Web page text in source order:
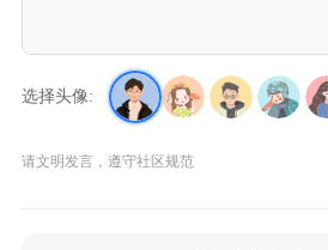
选择头像:
请文明发言，遵守社区规范